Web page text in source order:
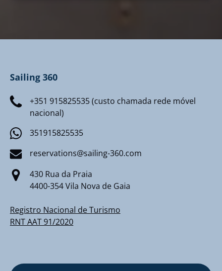
Sailing 360
+351 915825535 (custo chamada rede móvel
nacional)
351915825535
reservations@sailing-360.com
430 Rua da Praia
4400-354 Vila Nova de Gaia
Registro Nacional de Turismo
RNT AAT 91/2020